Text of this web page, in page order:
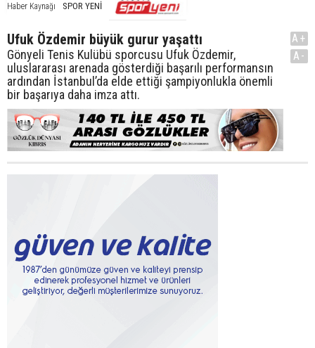
Haber Kaynağı SPOR YENİ
Ufuk Özdemir büyük gurur yaşattı
Gönyeli Tenis Kulübü sporcusu Ufuk Özdemir,
uluslararası arenada gösterdiği başarılı performansın
ardından İstanbul’da elde ettiği şampiyonlukla önemli
bir başarıya daha imza attı.
A+
A-